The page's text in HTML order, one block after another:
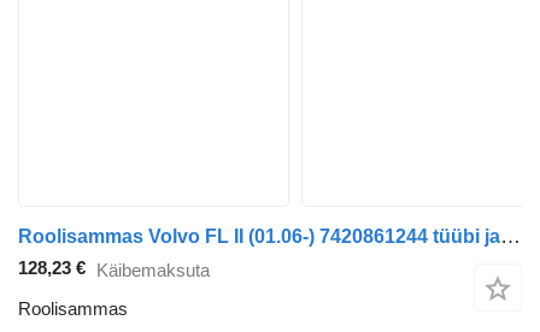
Roolisammas Volvo FL II (01.06-) 7420861244 tüübi jaoks sadulveoki Volvo FL, FE (2005-2014)
128,23 € Käibemaksuta
Roolisammas